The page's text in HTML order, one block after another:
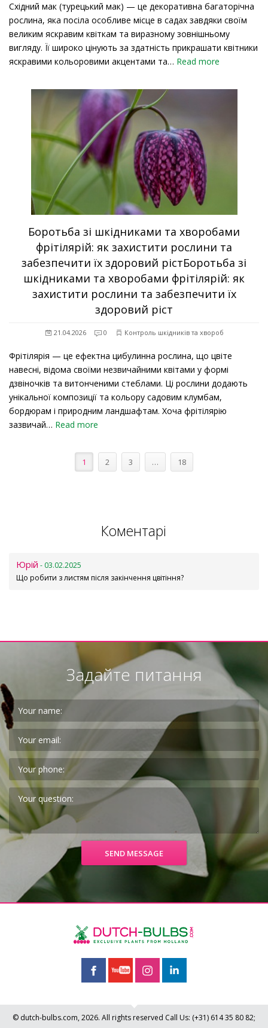
Східний мак (турецький мак) — це декоративна багаторічна
рослина, яка посіла особливе місце в садах завдяки своїм
великим яскравим квіткам та виразному зовнішньому
вигляду. Її широко цінують за здатність прикрашати квітники
яскравими кольоровими акцентами та… Read more
Боротьба зі шкідниками та хворобами
фрітілярій: як захистити рослини та
забезпечити їх здоровий рістБоротьба зі
шкідниками та хворобами фрітілярій: як
захистити рослини та забезпечити їх
здоровий ріст
21.04.2026 0 Контроль шкідників та хвороб
Фрітілярія — це ефектна цибулинна рослина, що цвіте
навесні, відома своїми незвичайними квітами у формі
дзвіночків та витонченими стеблами. Ці рослини додають
унікальної композиції та кольору садовим клумбам,
бордюрам і природним ландшафтам. Хоча фрітілярію
зазвичай… Read more
1 2 3 … 18
Коментарі
Юрій - 03.02.2025
Що робити з листям після закінчення цвітіння?
Задайте питання
© dutch-bulbs.com, 2026. All rights reserved Call Us: (+31) 614 35 80 82;